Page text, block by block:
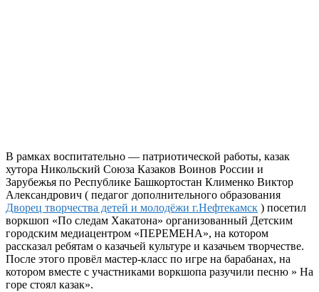
В рамках воспитательно — патриотической работы, казак
хутора Никольский Союза Казаков Воинов России и
Зарубежья по Республике Башкортостан Клименко Виктор
Александрович ( педагог дополнительного образования
Дворец творчества детей и молодёжи г.Нефтекамск ) посетил
воркшоп «По следам Хакатона» организованный Детским
городским медиацентром «ПЕРЕМЕНА», на котором
рассказал ребятам о казачьей культуре и казачьем творчестве.
После этого провëл мастер-класс по игре на барабанах, на
котором вместе с участниками воркшопа разучили песню » На
горе стоял казак».